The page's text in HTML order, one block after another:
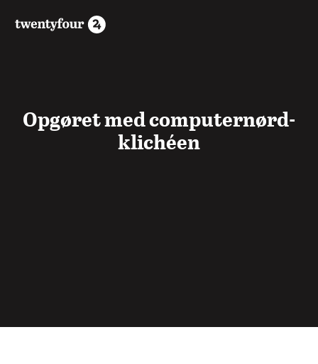
Opgøret med computernørd-
klichéen